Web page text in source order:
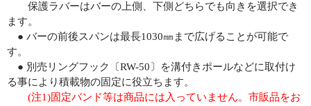
保護ラバーはバーの上側、下側どちらでも向きを選択でき
ます。
● バーの前後スパンは最長1030㎜まで広げることが可能で
す。
● 別売リングフック〔RW-50〕を溝付きポールなどに取付け
る事により積載物の固定に役立ちます。
(注1)固定バンド等は商品には入っていません。市販品をお